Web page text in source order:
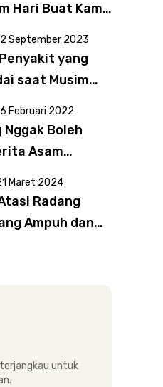
Hari Buat Kamu
September 2023
yang
saat Musim
Februari 2022
Nggak Boleh
Asam
Maret 2024
Radang
Ampuh dan
untuk